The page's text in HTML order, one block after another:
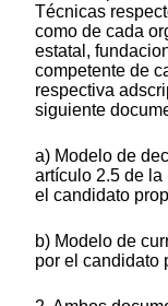
Técnicas
como de cada
estatal,
competente de
respectiva
siguiente
a) Modelo de
artículo 2.5 de la
el candidato
b) Modelo de
por el candidato